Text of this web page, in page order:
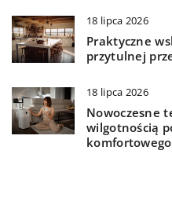
18 lipca 2026
Praktyczne
przytulnej
18 lipca 2026
Nowoczesne
wilgotnością